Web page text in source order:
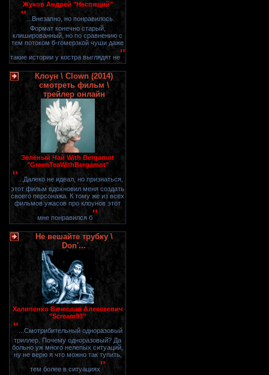
Жуков Андрей "Неспящий"
" ...Внезапно, но понравилось.
Формат конечно старый,
клишированный, но по сравнению с
тем потоком б-гомерзкой чуши даже
такие истории у костра выглядят не"
Клоун \ Clown (2014)
смотреть фильм \
трейлер онлайн
Зелёный Чай With Bergamot
"GreenTeaWithBergamot"
" ...Далеко не идеал, но признаться,
этот фильм вдохновил меня создать
своего персонажа. К тому же из всех
фильмов ужасов про клоунов этот
мне понравился б"
Не вешайте трубку \
Don'...
Халипенко Вячеслав Алексеевич
"Scream93"
" ...Смотрибительный одноразовый
триллер. Почему одноразовый? Да
больно уж много нелепых ситуаций,
ну не верю я что можно так тупить,
тем более в ситуациях"